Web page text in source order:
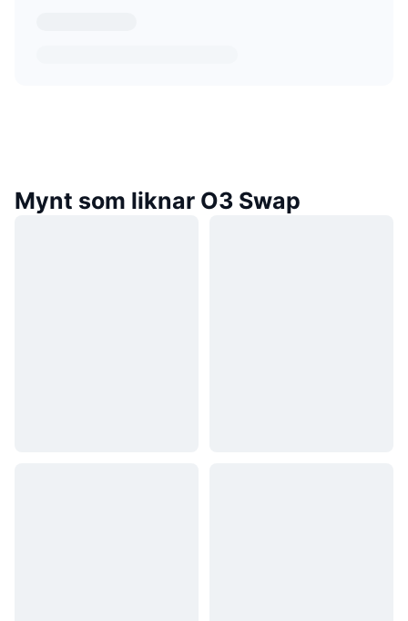
Mynt som liknar O3 Swap